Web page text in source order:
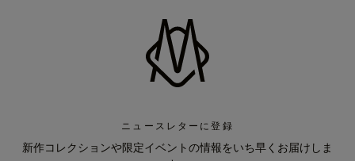
ニュースレターに登録
新作コレクションや限定イベントの情報をいち早くお届けしま